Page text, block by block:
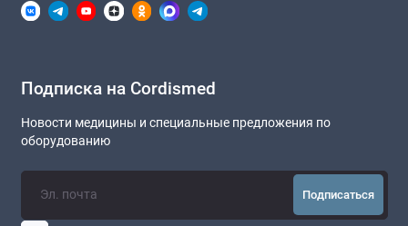
Подписка на Cordismed
Новости медицины и специальные предложения по
оборудованию
Подписаться